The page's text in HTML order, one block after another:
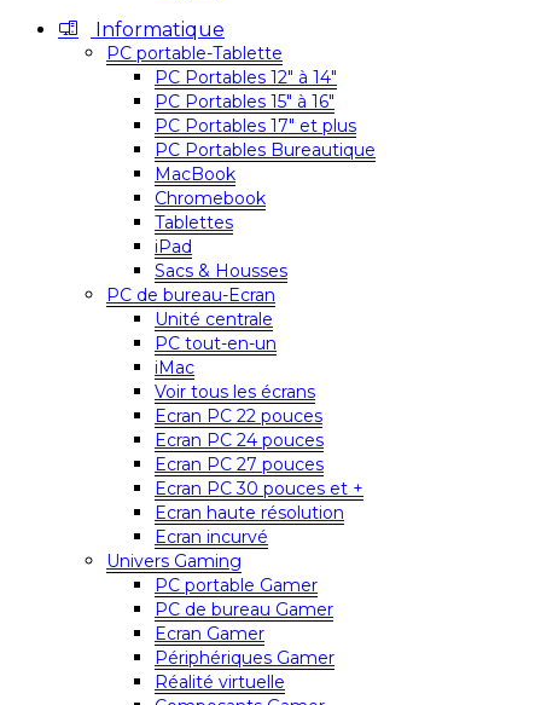
Informatique
PC portable-Tablette
PC Portables 12″ à 14″
PC Portables 15″ à 16″
PC Portables 17″ et plus
PC Portables Bureautique
MacBook
Chromebook
Tablettes
iPad
Sacs & Housses
PC de bureau-Ecran
Unité centrale
PC tout-en-un
iMac
Voir tous les écrans
Ecran PC 22 pouces
Ecran PC 24 pouces
Ecran PC 27 pouces
Ecran PC 30 pouces et +
Ecran haute résolution
Ecran incurvé
Univers Gaming
PC portable Gamer
PC de bureau Gamer
Ecran Gamer
Périphériques Gamer
Réalité virtuelle